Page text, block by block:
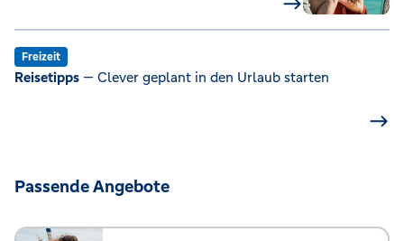
Freizeit
Reisetipps — Clever geplant in den Urlaub starten
Passende Angebote